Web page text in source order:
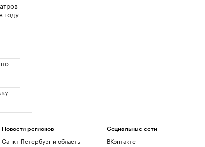
году
по
Новости регионов
Санкт-Петербург и область
Социальные сети
ВКонтакте